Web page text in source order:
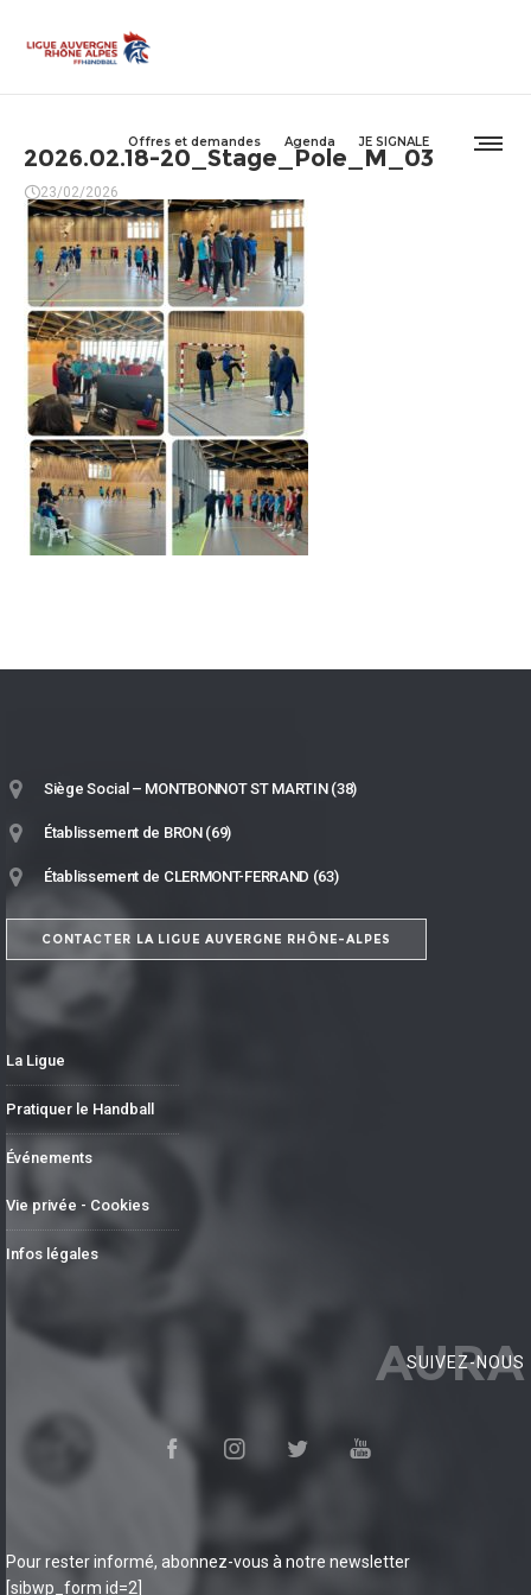
Offres et demandes Agenda JE SIGNALE
2026.02.18-20_Stage_Pole_M_03
23/02/2026
Siège Social – MONTBONNOT ST MARTIN (38)
Établissement de BRON (69)
Établissement de CLERMONT-FERRAND (63)
CONTACTER LA LIGUE AUVERGNE RHÔNE-ALPES
La Ligue
Pratiquer le Handball
Événements
Vie privée - Cookies
Infos légales
AURA
SUIVEZ-NOUS
Pour rester informé, abonnez-vous à notre newsletter
[sibwp_form id=2]